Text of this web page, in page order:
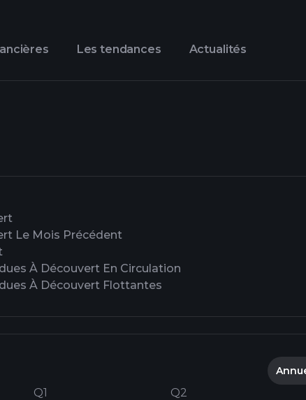
Les tendances Actualités
Le Mois Précédent
À Découvert En Circulation
À Découvert Flottantes
Q1 Q2